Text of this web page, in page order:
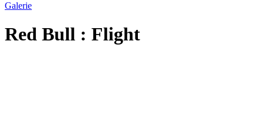
Galerie
Red Bull : Flight